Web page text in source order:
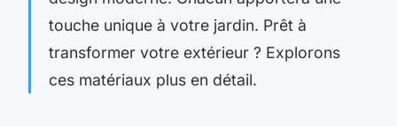
touche unique à votre jardin. Prêt à
transformer votre extérieur ? Explorons
ces matériaux plus en détail.